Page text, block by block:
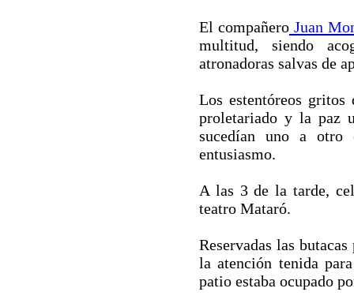
El compañeroJuan
multitud, siendo
atronadoras salvas de
Los estentóreos
proletariado y la paz
sucedían uno a otro
entusiasmo.
A las 3 de la tarde,
teatro Mataró.
Reservadas las
la atención tenida
patio estaba ocupado